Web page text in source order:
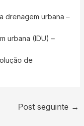
drenagem urbana –
urbana (IDU) –
de
Post seguinte →